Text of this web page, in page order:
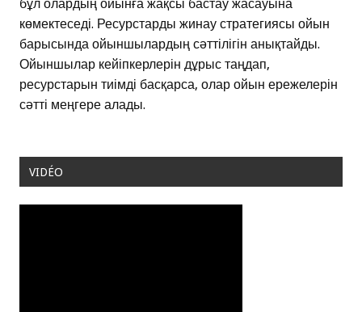
бұл олардың ойынға жақсы бастау жасауына
көмектеседі. Ресурстарды жинау стратегиясы ойын
барысында ойыншылардың сәттілігін анықтайды.
Ойыншылар кейіпкерлерін дұрыс таңдап,
ресурстарын тиімді басқарса, олар ойын ережелерін
сәтті меңгере алады.
VIDÉO